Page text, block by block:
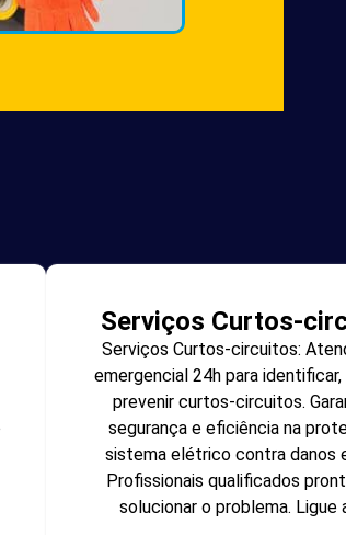
Serviços Curtos-
Serviços Curtos-circuitos:
emergencial 24h para identificar,
prevenir curtos-circuitos.
segurança e eficiência na
sistema elétrico contra danos
Profissionais qualificados
solucionar o problema. Ligue